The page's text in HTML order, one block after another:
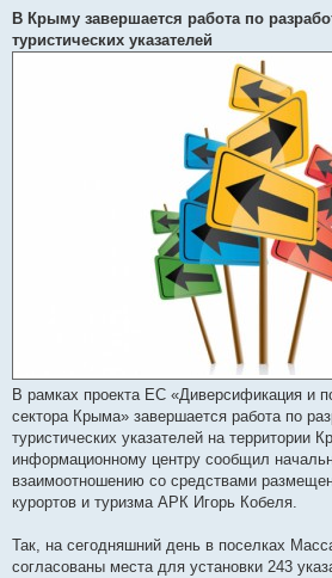
в
д
В Крыму завершается работа по
туристических указателей
В рамках проекта ЕС «Диверсификация и
сектора Крыма» завершается работа по
туристических указателей на территории
информационному центру сообщил
взаимоотношению со средствами
курортов и туризма АРК Игорь Кобеля.
Так, на сегодняшний день в поселках
согласованы места для установки 243